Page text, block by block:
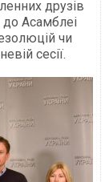
друзів
Асамблеі
чи
сесії.